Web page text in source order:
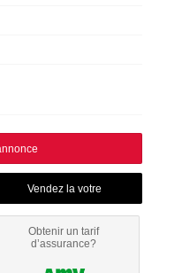
Obtenir un tarif
d’assurance?